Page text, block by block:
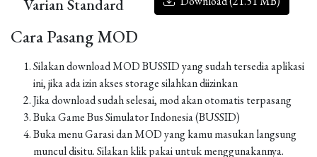
Varian Standard
Cara Pasang MOD
Silakan download MOD BUSSID yang sudah tersedia aplikasi
ini, jika ada izin akses storage silahkan diizinkan
Jika download sudah selesai, mod akan otomatis terpasang
Buka Game Bus Simulator Indonesia (BUSSID)
Buka menu Garasi dan MOD yang kamu masukan langsung
muncul disitu. Silakan klik pakai untuk menggunakannya.